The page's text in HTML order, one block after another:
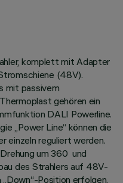
komplett mit Adapter
(48V).
mit passivem
gehören ein
DALI Powerline.
„Power Line“ können die
einzeln reguliert werden.
um 360 und
des Strahlers auf 48V-
„Down“-Position erfolgen.